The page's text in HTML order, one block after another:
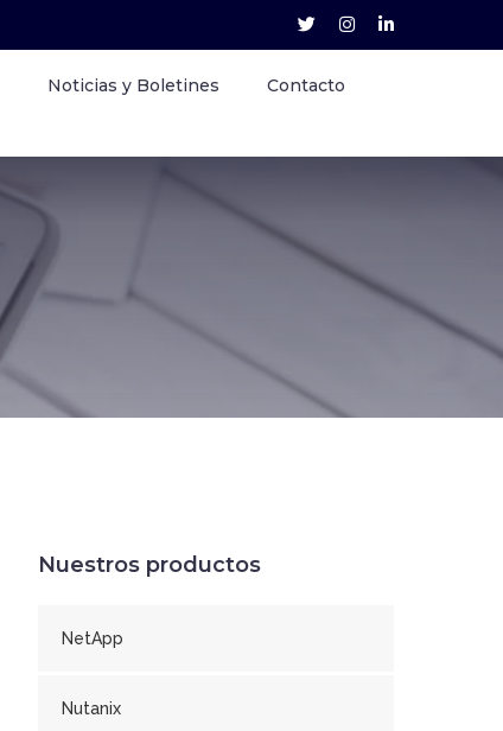
Noticias y Boletines Contacto
Nuestros productos
NetApp
Nutanix